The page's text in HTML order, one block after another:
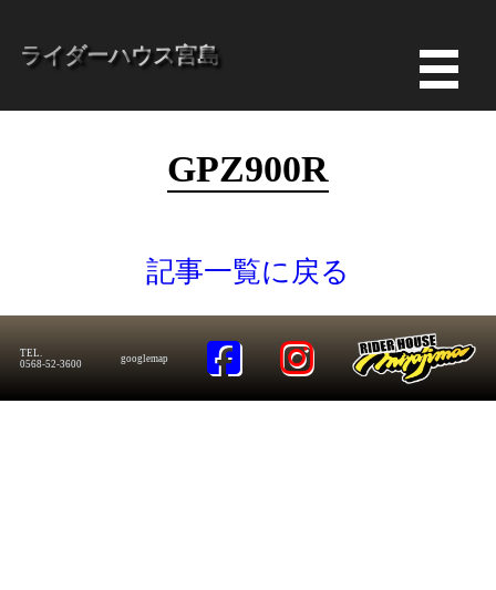
ライダーハウス宮島
GPZ900R
記事一覧に戻る
TEL.
0568-52-3600
googlemap